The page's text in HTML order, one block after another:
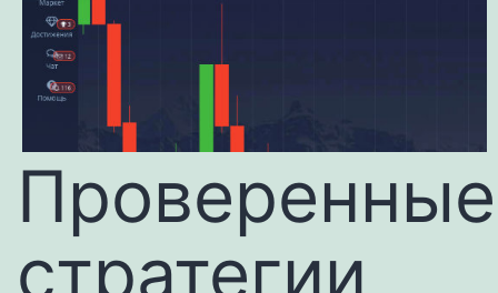
Проверенные
стратегии